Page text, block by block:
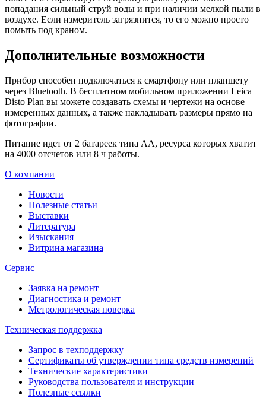
попадания сильный струй воды и при наличии мелкой пыли в
воздухе. Если измеритель загрязнится, то его можно просто
помыть под краном.
Дополнительные возможности
Прибор способен подключаться к смартфону или планшету
через Bluetooth. В бесплатном мобильном приложении Leica
Disto Plan вы можете создавать схемы и чертежи на основе
измеренных данных, а также накладывать размеры прямо на
фотографии.
Питание идет от 2 батареек типа АА, ресурса которых хватит
на 4000 отсчетов или 8 ч работы.
О компании
Новости
Полезные статьи
Выставки
Литература
Изыскания
Витрина магазина
Сервис
Заявка на ремонт
Диагностика и ремонт
Метрологическая поверка
Техническая поддержка
Запрос в техподдержку
Сертификаты об утверждении типа средств измерений
Технические характеристики
Руководства пользователя и инструкции
Полезные ссылки